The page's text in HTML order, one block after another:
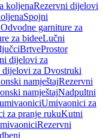
koljenaRezervni dijelovi
Spojni
Odvodne garniture za
za bideeLučni
BrtveProstor
dijelovi za
dijelovi za Dvostruki
namještajRezervni
namještajNadpultni
Umivaonici za
za pranje rukuKutni
Rezervni